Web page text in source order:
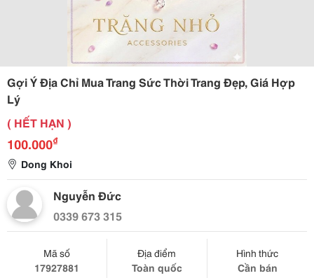
Gợi Ý Địa Chỉ Mua Trang Sức Thời Trang Đẹp, Giá Hợp
Lý
( HẾT HẠN )
100.000₫
Dong Khoi
Nguyễn Đức
0339 673 315
Mã số
17927881
Địa điểm
Toàn quốc
Hình thức
Cần bán